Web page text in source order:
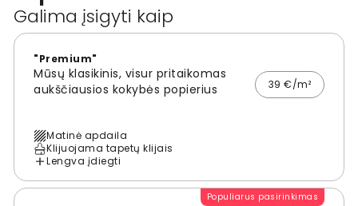
Galima įsigyti kaip
"Premium"
Mūsų klasikinis, visur pritaikomas
aukščiausios kokybės popierius
39 €/m²
Matinė apdaila
Klijuojama tapetų klijais
Lengva įdiegti
Populiarus pasirinkimas